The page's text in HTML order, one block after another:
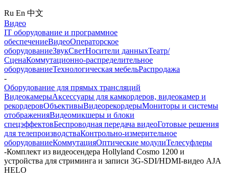
Ru En 中文
Видео
IT оборудование и программное
обеспечениеВидеоОператорское
оборудованиеЗвукСветНосители данныхТеатр/
СценаКоммутационно-распределительное
оборудованиеТехнологическая мебельРаспродажа
-
Оборудование для прямых трансляций
ВидеокамерыАксессуары для камкордеров, видеокамер и
рекордеровОбъективыВидеорекордерыМониторы и системы
отображенияВидеомикшеры и блоки
спецэффектовБеспроводная передача видеоГотовые решения
для телепроизводстваКонтрольно-измерительное
оборудованиеКоммутацияОптические модулиТелесуфлеры
-Комплект из видеосендера Hollyland Cosmo 1200 и
устройства для стриминга и записи 3G-SDI/HDMI-видео AJA
HELO